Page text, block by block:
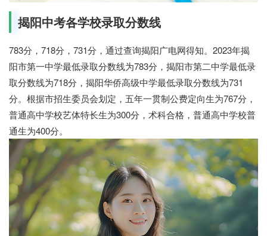
揭阳中考各学校录取分数线
783分，718分，731分，通过查询揭阳广电网得知。2023年揭
阳市第一中学最低录取分数线为783分，揭阳市第二中学最低录
取分数线为718分，揭阳华侨高级中学最低录取分数线为731
分。根据市招生委员会划定，五年一贯制公费定向生为767分，
普通高中学校艺体特长生为300分，术科合格，普通高中学校普
通生为400分。